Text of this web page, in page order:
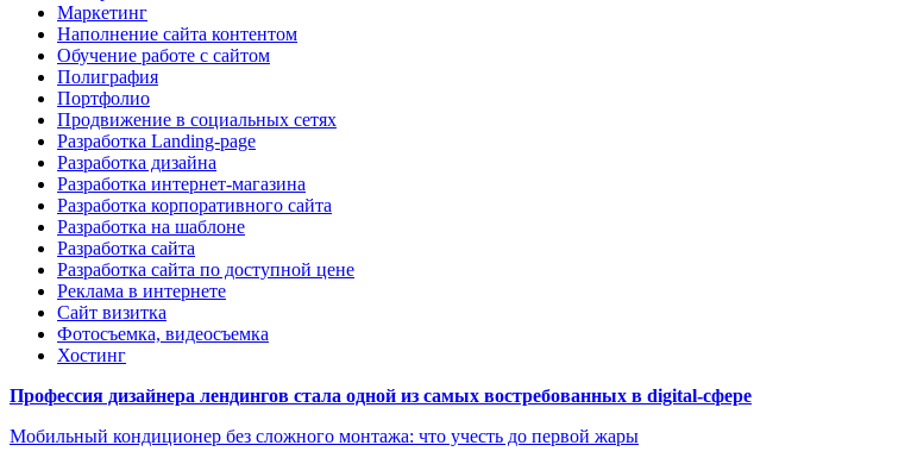
Маркетинг
Наполнение сайта контентом
Обучение работе с сайтом
Полиграфия
Портфолио
Продвижение в социальных сетях
Разработка Landing-page
Разработка дизайна
Разработка интернет-магазина
Разработка корпоративного сайта
Разработка на шаблоне
Разработка сайта
Разработка сайта по доступной цене
Реклама в интернете
Сайт визитка
Фотосъемка, видеосъемка
Хостинг
Профессия дизайнера лендингов стала одной из самых востребованных в digital-сфере
Мобильный кондиционер без сложного монтажа: что учесть до первой жары